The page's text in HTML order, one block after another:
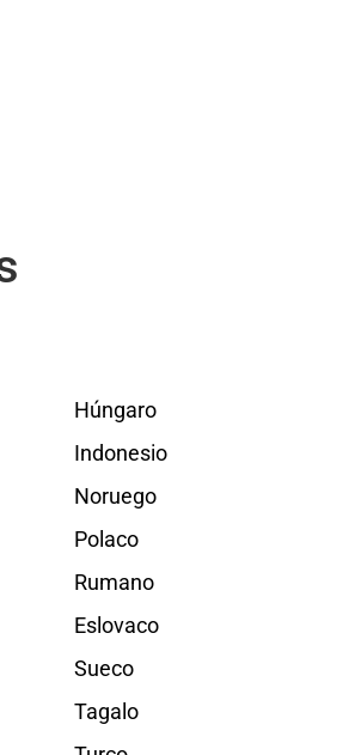
Húngaro
Indonesio
Noruego
Polaco
Rumano
Eslovaco
Sueco
Tagalo